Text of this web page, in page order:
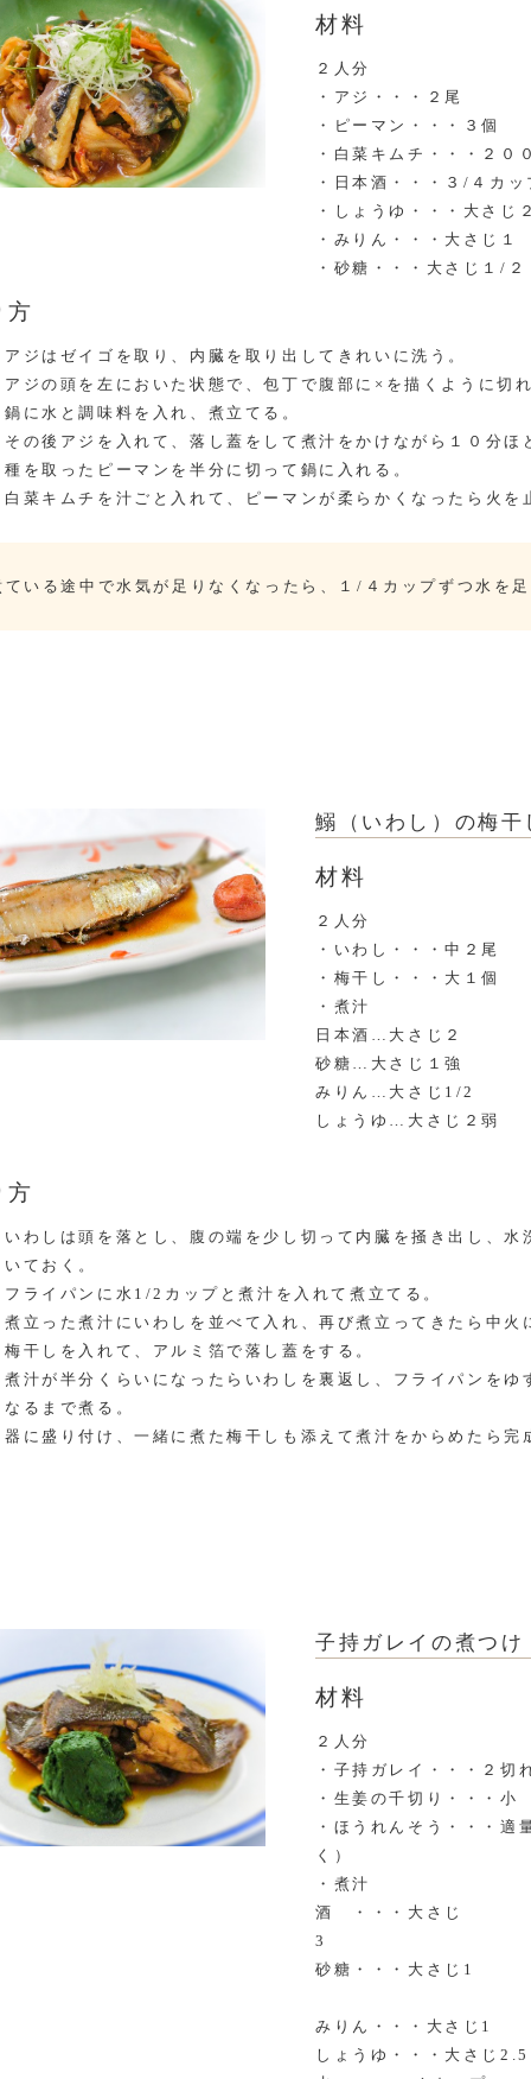
材料
２人分
・アジ・・・２尾
・ピーマン・・・３個
・白菜キムチ・・・２０
・日本酒・・・３/４カッ
・しょうゆ・・・大さじ２
・みりん・・・大さじ１
・砂糖・・・大さじ１/２
方
アジはゼイゴを取り、内臓を取り出してきれいに洗う。
アジの頭を左においた状態で、包丁で腹部に×を描くように切
鍋に水と調味料を入れ、煮立てる。
その後アジを入れて、落し蓋をして煮汁をかけながら１０分ほ
種を取ったピーマンを半分に切って鍋に入れる。
白菜キムチを汁ごと入れて、ピーマンが柔らかくなったら火を
ている途中で水気が足りなくなったら、１/４カップずつ水を足
鰯（いわし）の梅干
材料
２人分
・いわし・・・中２尾
・梅干し・・・大１個
・煮汁
日本酒…大さじ２
砂糖…大さじ１強
みりん…大さじ1/2
しょうゆ…大さじ２弱
方
いわしは頭を落とし、腹の端を少し切って内臓を掻き出し、水
いておく。
フライパンに水1/2カップと煮汁を入れて煮立てる。
煮立った煮汁にいわしを並べて入れ、再び煮立ってきたら中火
梅干しを入れて、アルミ箔で落し蓋をする。
煮汁が半分くらいになったらいわしを裏返し、フライパンをゆ
なるまで煮る。
器に盛り付け、一緒に煮た梅干しも添えて煮汁をからめたら完
子持ガレイの煮つけ
材料
２人分
・子持ガレイ・・・２切
・生姜の千切り・・・
・ほうれんそう・・・適
く）
・煮汁
酒 ・・・大さじ
砂糖・・・大さじ1
みりん・・・大さじ1
しょうゆ・・・大さじ2.5